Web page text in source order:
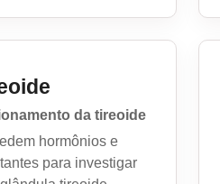
da tireoide
hormônios e
para investigar